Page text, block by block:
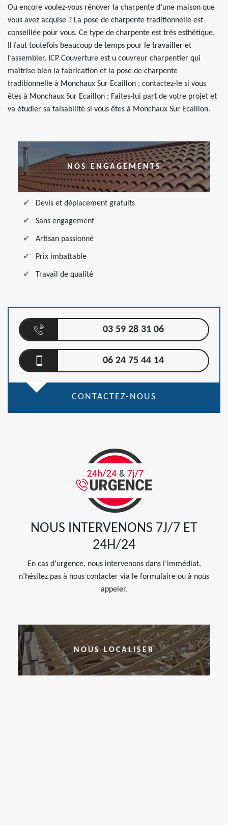
Ou encore voulez-vous rénover la charpente d’une maison que
vous avez acquise ? La pose de charpente traditionnelle est
conseillée pour vous. Ce type de charpente est très esthétique.
Il faut toutefois beaucoup de temps pour le travailler et
l’assembler. ICP Couverture est u couvreur charpentier qui
maîtrise bien la fabrication et la pose de charpente
traditionnelle à Monchaux Sur Ecaillon ; contactez-le si vous
êtes à Monchaux Sur Ecaillon ; Faites-lui part de votre projet et
va étudier sa faisabilité si vous êtes à Monchaux Sur Ecaillon.
NOS ENGAGEMENTS
Devis et déplacement gratuits
Sans engagement
Artisan passionné
Prix imbattable
Travail de qualité
03 59 28 31 06
06 24 75 44 14
CONTACTEZ-NOUS
NOUS INTERVENONS 7J/7 ET
24H/24
En cas d’urgence, nous intervenons dans l’immédiat,
n’hésitez pas à nous contacter via le formulaire ou à nous
appeler.
NOUS LOCALISER